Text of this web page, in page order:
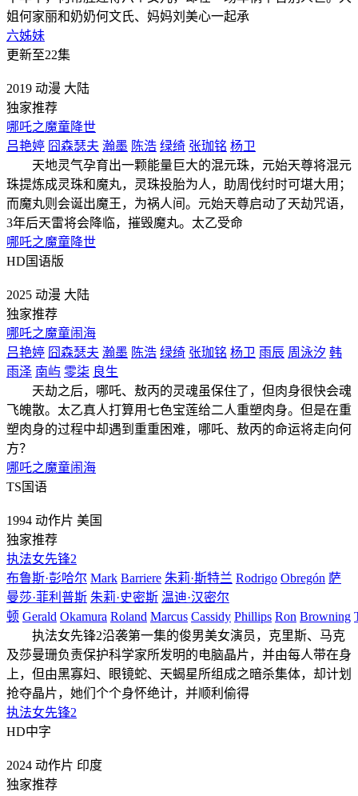
姐何家丽和奶奶何文氏、妈妈刘美心一起承
六姊妹
更新至22集
2019 动漫 大陆
独家推荐
哪吒之魔童降世
吕艳婷 囧森瑟夫 瀚墨 陈浩 绿绮 张珈铭 杨卫
天地灵气孕育出一颗能量巨大的混元珠，元始天尊将混元
珠提炼成灵珠和魔丸，灵珠投胎为人，助周伐纣时可堪大用；
而魔丸则会诞出魔王，为祸人间。元始天尊启动了天劫咒语，
3年后天雷将会降临，摧毁魔丸。太乙受命
哪吒之魔童降世
HD国语版
2025 动漫 大陆
独家推荐
哪吒之魔童闹海
吕艳婷 囧森瑟夫 瀚墨 陈浩 绿绮 张珈铭 杨卫 雨辰 周泳汐 韩
雨泽 南屿 零柒 良生
天劫之后，哪吒、敖丙的灵魂虽保住了，但肉身很快会魂
飞魄散。太乙真人打算用七色宝莲给二人重塑肉身。但是在重
塑肉身的过程中却遇到重重困难，哪吒、敖丙的命运将走向何
方？
哪吒之魔童闹海
TS国语
1994 动作片 美国
独家推荐
执法女先锋2
布鲁斯·彭哈尔 Mark Barriere 朱莉·斯特兰 Rodrigo Obregón 萨
曼莎·菲利普斯 朱莉·史密斯 温迪·汉密尔
顿 Gerald Okamura Roland Marcus Cassidy Phillips Ron Browning
执法女先锋2沿袭第一集的俊男美女演员，克里斯、马克
及莎曼珊负责保护科学家所发明的电脑晶片，并由每人带在身
上，但由黑寡妇、眼镜蛇、天蝎星所组成之暗杀集体，却计划
抢夺晶片，她们个个身怀绝计，并顺利偷得
执法女先锋2
HD中字
2024 动作片 印度
独家推荐